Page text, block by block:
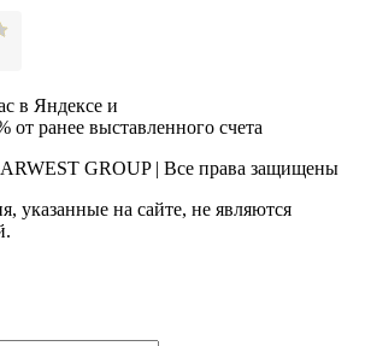
в Яндексе и
от ранее выставленного счета
GROUP | Все права защищены
указанные на сайте, не являются